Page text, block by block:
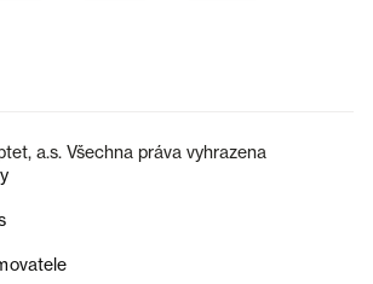
a.s. Všechna práva vyhrazena